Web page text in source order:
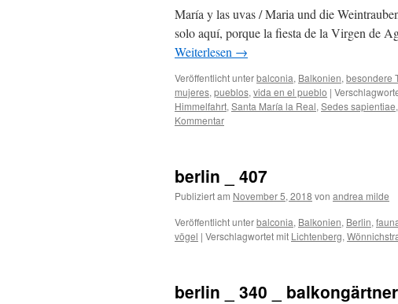
María y las uvas / Maria und die
solo aquí, porque la fiesta de la Virgen de
Weiterlesen →
Veröffentlicht unterbalconia, Balkonien, besondere
mujeres, pueblos, vida en el pueblo |
Himmelfahrt, Santa María la Real, Sedes sapientiae,
Kommentar
berlin _ 407
Publiziert am November 5, 2018 von andrea milde
Veröffentlicht unterbalconia, Balkonien, Berlin,
vögel | Verschlagwortet mit Lichtenberg,
berlin _ 340 _